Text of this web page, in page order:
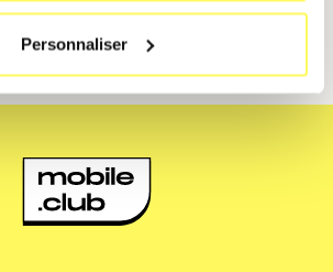
Personnaliser
Club.